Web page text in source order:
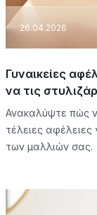
26.04.2026
Γυναικείες
να τις
Ανακαλύψτε πώς
τέλειες
των μαλλιών σας.